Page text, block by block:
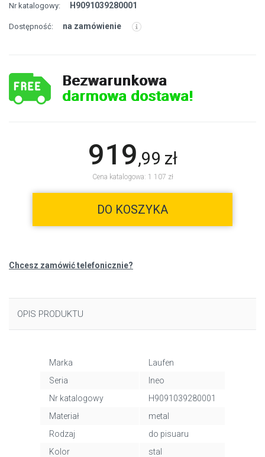
Nr katalogowy: H9091039280001
Dostępność: na zamówienie
Bezwarunkowa
darmowa dostawa!
919,99 zł
Cena katalogowa: 1 107 zł
DO KOSZYKA
Chcesz zamówić telefonicznie?
OPIS PRODUKTU
Marka
Laufen
Seria
Ineo
Nr katalogowy
H9091039280001
Materiał
metal
Rodzaj
do pisuaru
Kolor
stal